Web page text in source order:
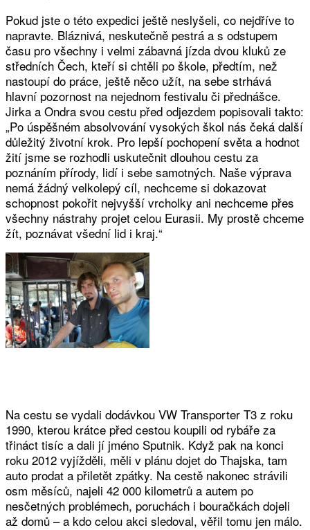
Pokud jste o této expedici ještě neslyšeli, co nejdříve to
napravte. Bláznivá, neskutečně pestrá a s odstupem
času pro všechny i velmi zábavná jízda dvou kluků ze
středních Čech, kteří si chtěli po škole, předtím, než
nastoupí do práce, ještě něco užít, na sebe strhává
hlavní pozornost na nejednom festivalu či přednášce.
Jirka a Ondra svou cestu před odjezdem popisovali takto:
„Po úspěšném absolvování vysokých škol nás čeká další
důležitý životní krok. Pro lepší pochopení světa a hodnot
žití jsme se rozhodli uskutečnit dlouhou cestu za
poznáním přírody, lidí i sebe samotných. Naše výprava
nemá žádný velkolepý cíl, nechceme si dokazovat
schopnost pokořit nejvyšší vrcholky ani nechceme přes
všechny nástrahy projet celou Eurasii. My prostě chceme
žít, poznávat všední lid i kraj.“
Na cestu se vydali dodávkou VW Transporter T3 z roku
1990, kterou krátce před cestou koupili od rybáře za
třináct tisíc a dali jí jméno Sputnik. Když pak na konci
roku 2012 vyjížděli, měli v plánu dojet do Thajska, tam
auto prodat a přiletět zpátky. Na cestě nakonec strávili
osm měsíců, najeli 42 000 kilometrů a autem po
nesčetných problémech, poruchách i bouračkách dojeli
až domů – a kdo celou akci sledoval, věřil tomu jen málo.